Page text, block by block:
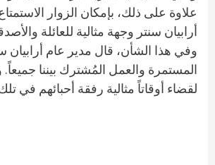
علاوة على ذلك، بإمكان الزوار
أرابيان سنتر وجهة مثالية للعائلة
وفي هذا الشأن، قال مدير عام أرابيان
المستمرة والعمل المُشترك بيننا
لقضاء أوقاتاً مثالية رفقة أحبائهم في